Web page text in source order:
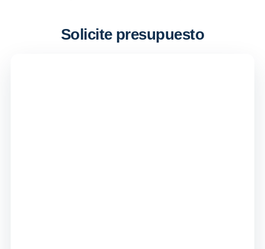
Solicite presupuesto